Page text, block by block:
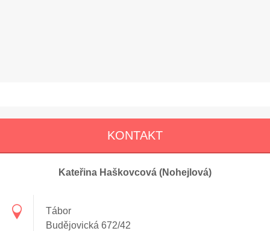
KONTAKT
Kateřina Haškovcová (Nohejlová)
Tábor
Budějovická 672/42